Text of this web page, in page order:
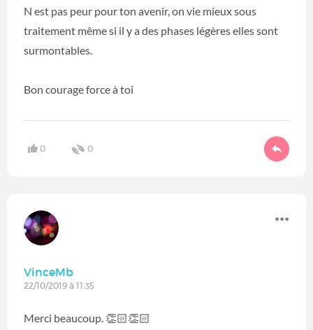
N est pas peur pour ton avenir, on vie mieux sous
traitement même si il y a des phases légères elles sont
surmontables.
Bon courage force à toi
0 0
VinceMb
22/10/2019 à 11:35
Merci beaucoup. 👏🏻👏🏻